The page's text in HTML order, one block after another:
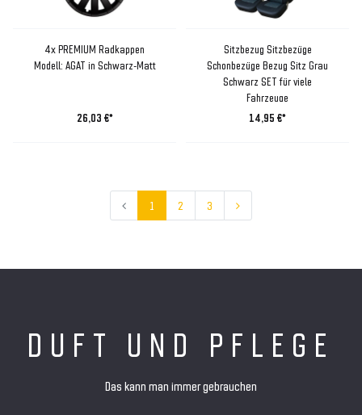
4x PREMIUM Radkappen
Modell: AGAT in Schwarz-Matt
26,03 €*
Sitzbezug Sitzbezüge
Schonbezüge Bezug Sitz Grau
Schwarz SET für viele
Fahrzeuge
14,95 €*
1 2 3
DUFT UND PFLEGE
Das kann man immer gebrauchen